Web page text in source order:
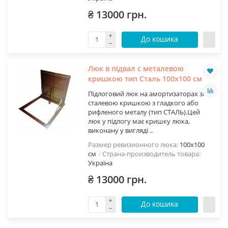
₴ 13000 грн.
До кошика
Люк в підвал с металевою
кришкою тип Сталь 100х100 см
Підлоговий люк на амортизаторах зі
сталевою кришкою з гладкого або
рифленого металу (тип СТАЛЬ).Цей
люк у підлогу має кришку люка,
виконану у вигляді ..
Размер ревизионного люка: 100х100
см
Страна-производитель товара:
Україна
₴ 13000 грн.
До кошика